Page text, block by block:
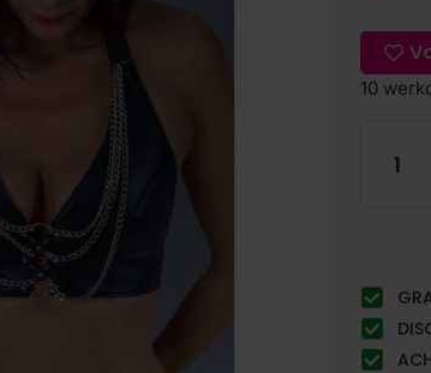
10